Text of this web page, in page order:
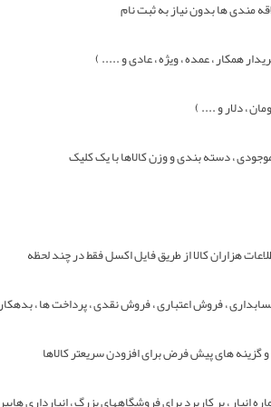
مندی ها بدون نياز به ثبت نام
همکار ، عمده ، ويژه ، عادی و ..... )
، دلار و .... )
، دسته بندی و وزن کالاها با یک کلیک
هزاران کالا از طریق فايل اکسل فقط در چند لحظه
، فروش اعتباری ، فروش نقدی ، پرداخت ها ،
گزینه های پیش فرض برای افزودن سريعتر کالاها
انبار ، پر کاربرد برای فروشگاههای بزرگ ، انبارداری